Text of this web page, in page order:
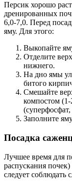
Персик хорошо
дренированных
6,0-7,0. Перед
яму. Для этого:
Выкопайте
Отделите
нижнего.
На дно ямы
битого
Смешайте
компостом (1-
Заполните
Посадка
Лучшее время для
распускания
следует соблюдать